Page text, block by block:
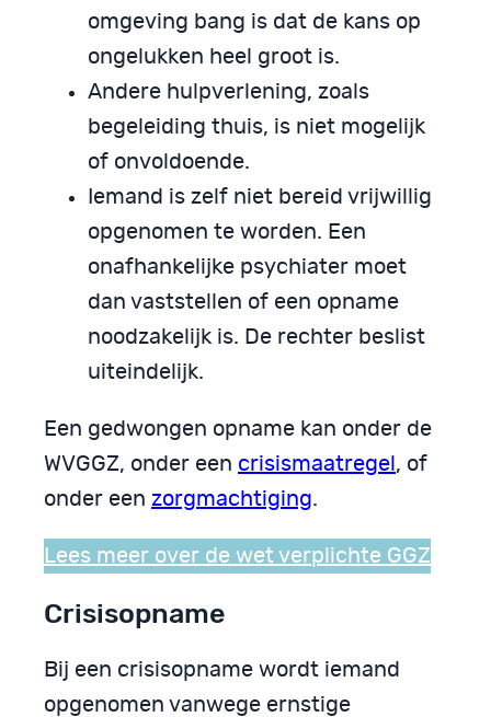
omgeving bang is dat de kans op
ongelukken heel groot is.
Andere hulpverlening, zoals
begeleiding thuis, is niet mogelijk
of onvoldoende.
Iemand is zelf niet bereid vrijwillig
opgenomen te worden. Een
onafhankelijke psychiater moet
dan vaststellen of een opname
noodzakelijk is. De rechter beslist
uiteindelijk.
Een gedwongen opname kan onder de
WVGGZ, onder een crisismaatregel , of
onder een zorgmachtiging.
Lees meer over de wet verplichte GGZ
Crisisopname
Bij een crisisopname wordt iemand
opgenomen vanwege ernstige